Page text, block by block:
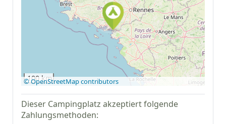
Auf Google Maps
anzeigen
100 km
© OpenStreetMap contributors
Dieser Campingplatz akzeptiert folgende
Zahlungsmethoden: